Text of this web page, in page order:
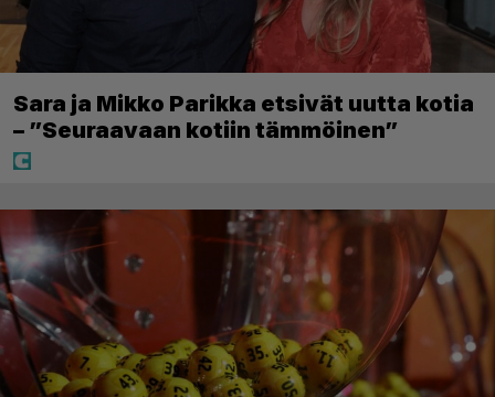
Sara ja Mikko Parikka etsivät uutta kotia
– ”Seuraavaan kotiin tämmöinen”